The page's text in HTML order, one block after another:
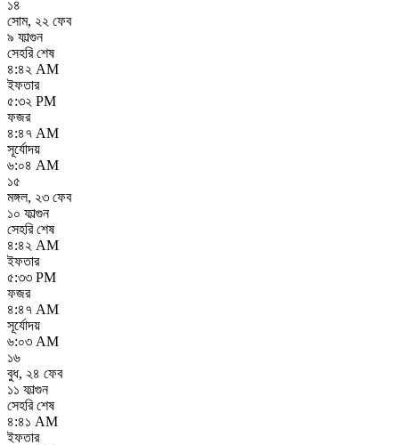
১৪
সোম, ২২ ফেব
৯ ফাল্গুন
সেহরি শেষ
৪:৪২ AM
ইফতার
৫:৩২ PM
ফজর
৪:৪৭ AM
সূর্যোদয়
৬:০৪ AM
১৫
মঙ্গল, ২৩ ফেব
১০ ফাল্গুন
সেহরি শেষ
৪:৪২ AM
ইফতার
৫:৩৩ PM
ফজর
৪:৪৭ AM
সূর্যোদয়
৬:০৩ AM
১৬
বুধ, ২৪ ফেব
১১ ফাল্গুন
সেহরি শেষ
৪:৪১ AM
ইফতার